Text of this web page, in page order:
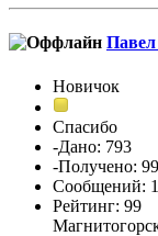
Новичок
Спасибо
-Дано: 793
-Получено: 99
Сообщений:
Рейтинг: 99